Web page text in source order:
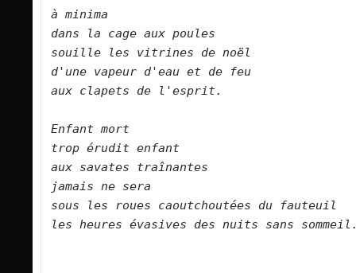
à minima
dans la cage aux poules
souille les vitrines de noël
d'une vapeur d'eau et de feu
aux clapets de l'esprit.
Enfant mort
trop érudit enfant
aux savates traînantes
jamais ne sera
sous les roues caoutchoutées du
les heures évasives des nuits sans